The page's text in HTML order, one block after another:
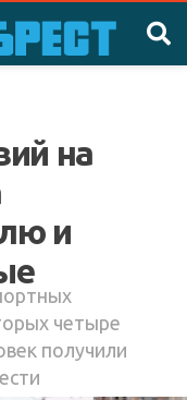
на
и
четыре
получили